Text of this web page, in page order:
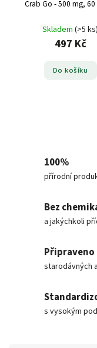
Crab Go - 500 mg,
Skladem (>5 ks)
497 Kč
Do košíku
100%
přírodní
Bez
a jakýchkoli
Připraveno
starodávných
s vysokým